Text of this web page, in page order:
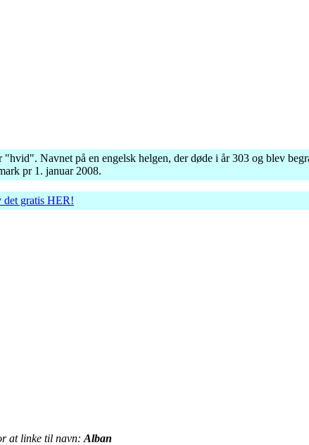
Navnet på en engelsk helgen, der døde i år 303 og blev
pr 1. januar 2008.
det gratis HER!
at linke til navn: Alban